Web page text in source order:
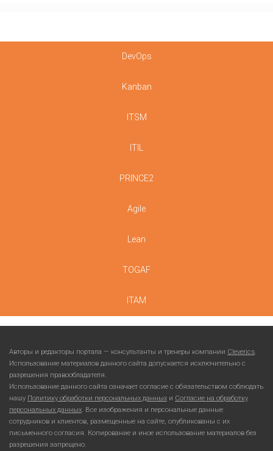
DevOps
Kanban
ITSM
ITIL
PRINCE2
Agile
Lean
TOGAF
ITAM
Авторы и редакторы портала — консультанты и тренеры компании Cleverics.
Использование материалов данного сайта допускается исключительно с
разрешения правообладателя.
Использование данного сайта означает согласие с обязательством соблюдать
нашу Политику обработки персональных данных и Согласие на обработку
персональных данных. Все изображения и персональные данные
сотрудников и клиентов, размещенные на сайте, опубликованы с их
письменного согласия. Копирование и иное использование материалов без
разрешения запрещено.